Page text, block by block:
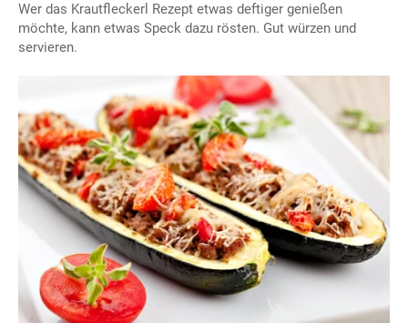
Wer das Krautfleckerl Rezept etwas deftiger genießen
möchte, kann etwas Speck dazu rösten. Gut würzen und
servieren.